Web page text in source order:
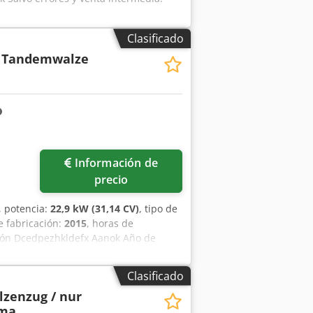
Clasificado
Tandemwalze
precio
potencia: 22,9 kW (31,14 CV), tipo de
fabricación: 2015, horas de
Dcedpezhkldefx Aanok Año de
Clasificado
/ nur